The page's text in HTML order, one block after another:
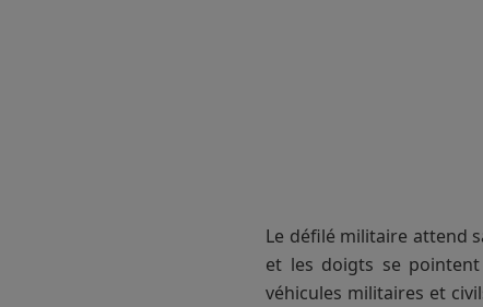
Le défilé militaire attend
et les doigts se
véhicules militaires et